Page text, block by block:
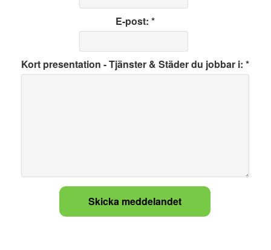
E-post: *
Kort presentation - Tjänster & Städer du jobbar i: *